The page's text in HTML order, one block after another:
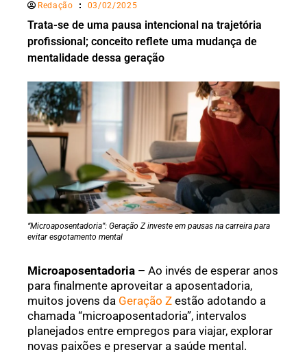
Redação 03/02/2025
Trata-se de uma pausa intencional na trajetória
profissional; conceito reflete uma mudança de
mentalidade dessa geração
“Microaposentadoria”: Geração Z investe em pausas na carreira para
evitar esgotamento mental
Microaposentadoria – Ao invés de esperar anos
para finalmente aproveitar a aposentadoria,
muitos jovens da Geração Z estão adotando a
chamada “microaposentadoria”, intervalos
planejados entre empregos para viajar, explorar
novas paixões e preservar a saúde mental.